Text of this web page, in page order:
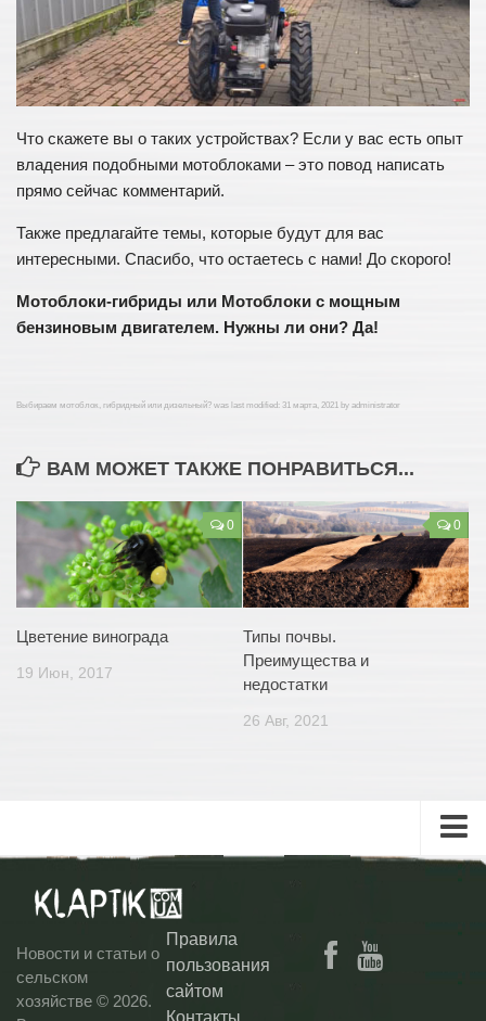
Что скажете вы о таких устройствах? Если у вас есть опыт
владения подобными мотоблоками – это повод написать
прямо сейчас комментарий.
Также предлагайте темы, которые будут для вас
интересными. Спасибо, что остаетесь с нами! До скорого!
Мотоблоки-гибриды или Мотоблоки с мощным
бензиновым двигателем. Нужны ли они? Да!
Выбираем мотоблок, гибридный или дизельный? was last modified: 31 марта, 2021 by administrator
ВАМ МОЖЕТ ТАКЖЕ ПОНРАВИТЬСЯ...
0
Цветение винограда
19 Июн, 2017
0
Типы почвы.
Преимущества и
недостатки
26 Авг, 2021
Клаптик ТВ
Блог
Контакты
Новости и статьи о
сельском
хозяйстве © 2026.
Правила
пользования
сайтом